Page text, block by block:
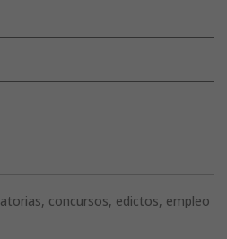
concursos, edictos, empleo